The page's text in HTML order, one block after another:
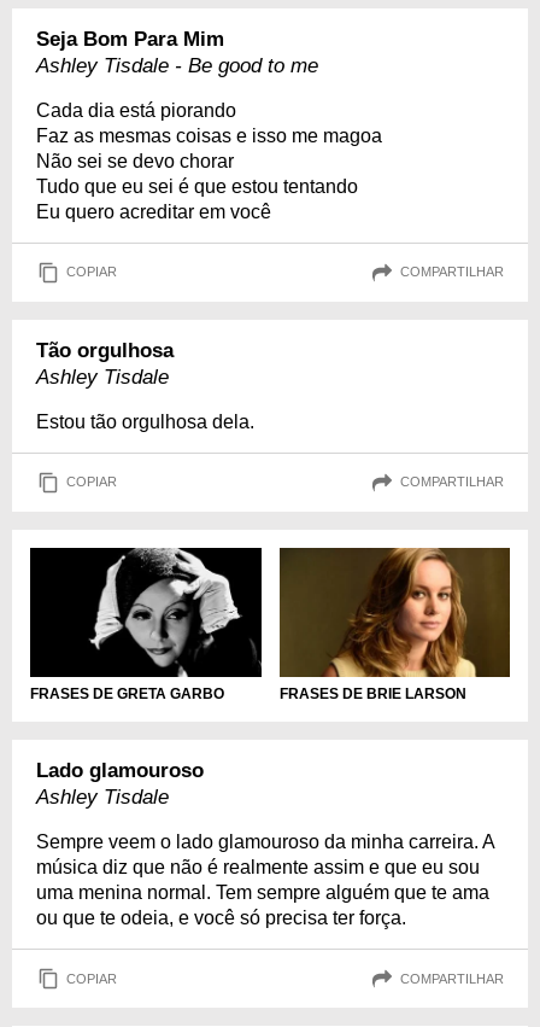
Seja Bom Para Mim
Ashley Tisdale - Be good to me
Cada dia está piorando
Faz as mesmas coisas e isso me magoa
Não sei se devo chorar
Tudo que eu sei é que estou tentando
Eu quero acreditar em você
COPIAR COMPARTILHAR
Tão orgulhosa
Ashley Tisdale
Estou tão orgulhosa dela.
COPIAR COMPARTILHAR
FRASES DE GRETA GARBO FRASES DE BRIE LARSON
Lado glamouroso
Ashley Tisdale
Sempre veem o lado glamouroso da minha carreira. A
música diz que não é realmente assim e que eu sou
uma menina normal. Tem sempre alguém que te ama
ou que te odeia, e você só precisa ter força.
COPIAR COMPARTILHAR